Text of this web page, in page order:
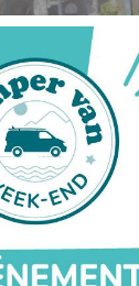
SUR LE WEB
océan : venez
vanlife en